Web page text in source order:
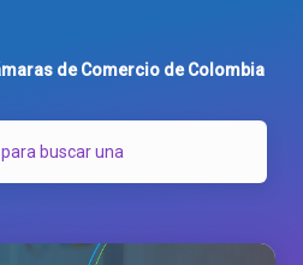
de Comercio de Colombia